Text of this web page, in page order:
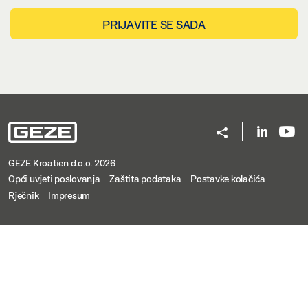
PRIJAVITE SE SADA
GEZE Kroatien d.o.o. 2026
Opći uvjeti poslovanja
Zaštita podataka
Postavke kolačića
Rječnik
Impresum